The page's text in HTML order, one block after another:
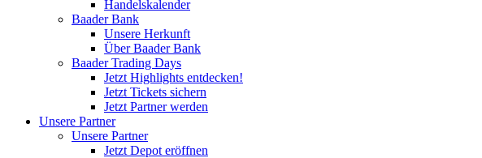
Handelskalender
Baader Bank
Unsere Herkunft
Über Baader Bank
Baader Trading Days
Jetzt Highlights entdecken!
Jetzt Tickets sichern
Jetzt Partner werden
Unsere Partner
Unsere Partner
Jetzt Depot eröffnen